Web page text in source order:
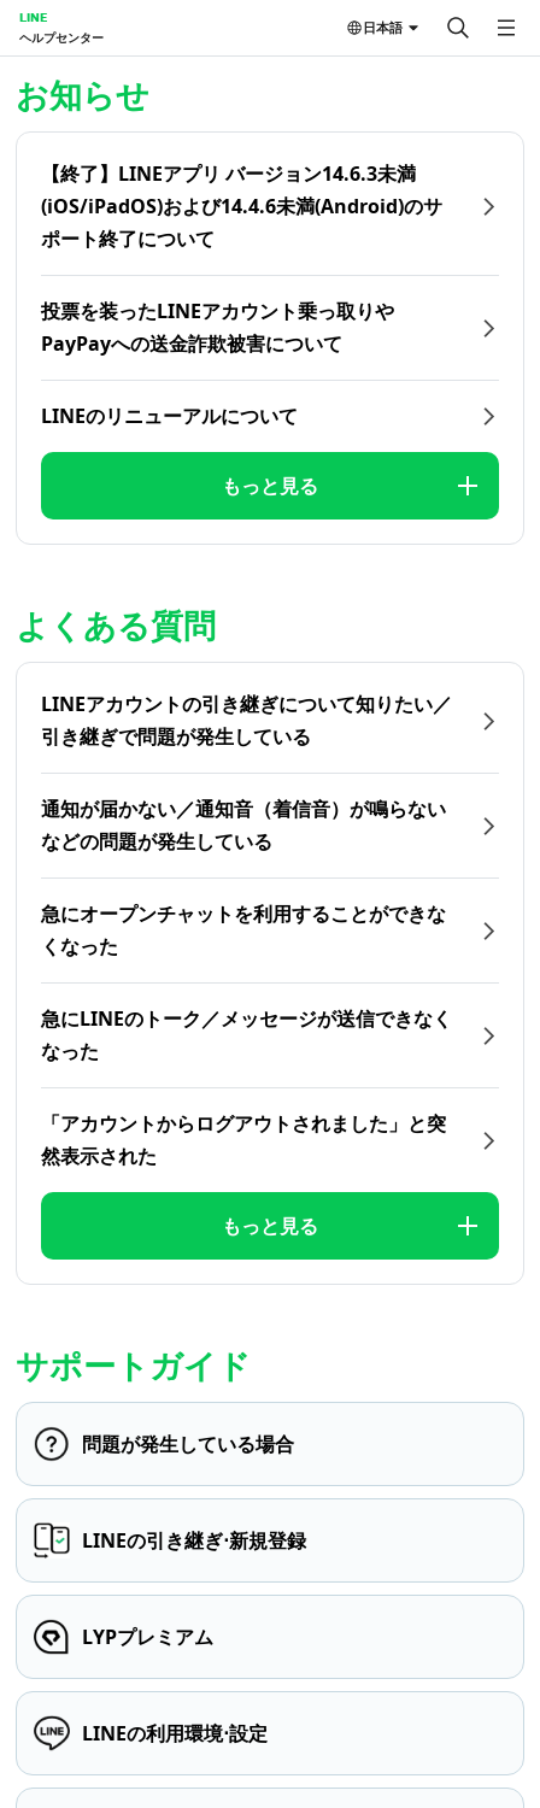
LINE
ヘルプセンター
日本語
お知らせ
【終了】LINEアプリ バージョン14.6.3未満
(iOS/iPadOS)および14.4.6未満(Android)のサ
ポート終了について
投票を装ったLINEアカウント乗っ取りや
PayPayへの送金詐欺被害について
LINEのリニューアルについて
もっと見る
よくある質問
LINEアカウントの引き継ぎについて知りたい／
引き継ぎで問題が発生している
通知が届かない／通知音（着信音）が鳴らない
などの問題が発生している
急にオープンチャットを利用することができな
くなった
急にLINEのトーク／メッセージが送信できなく
なった
「アカウントからログアウトされました」と突
然表示された
もっと見る
サポートガイド
問題が発生している場合
LINEの引き継ぎ⋅新規登録
LYPプレミアム
LINEの利用環境⋅設定